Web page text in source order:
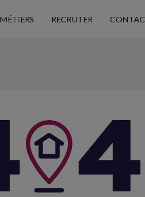
RECRUTER